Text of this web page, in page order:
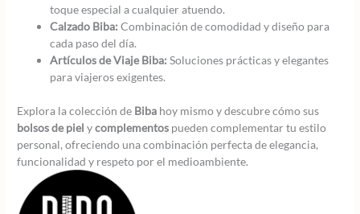
toque especial a cualquier atuendo.
Calzado Biba: Combinación de comodidad y diseño para
cada paso del día.
Artículos de Viaje Biba: Soluciones prácticas y elegantes
para viajeros exigentes.
Explora la colección de Biba hoy mismo y descubre cómo sus
bolsos de piel ycomplementos pueden complementar tu estilo
personal, ofreciendo una combinación perfecta de elegancia,
funcionalidad y respeto por el medioambiente.